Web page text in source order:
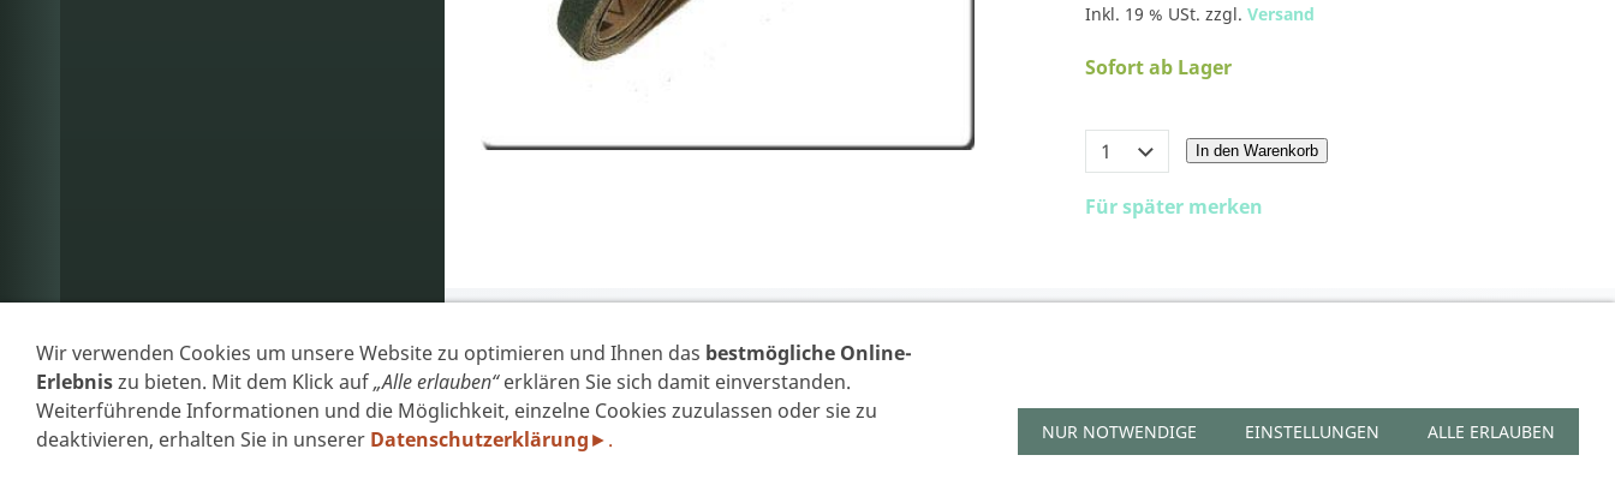
Inkl. 19 % USt. zzgl. Versand
Sofort ab Lager
In den Warenkorb
Für später merken
IMPRESSUM DATENSCHUTZERKLÄRUNG GEM. DSGVO WIDERRUFSFORMULAR ZAHLUNGSARTEN VERSAND LINKS
Wir verwenden Cookies um unsere Website zu optimieren und Ihnen das bestmögliche Online-
Erlebniszu bieten. Mit dem Klick auf„Alle erlauben“erklären Sie sich damit einverstanden.
Weiterführende Informationen und die Möglichkeit, einzelne Cookies zuzulassen oder sie zu
deaktivieren, erhalten Sie in unserer Datenschutzerklärung ► . NUR NOTWENDIGE EINSTELLUNGEN ALLE ERLAUBEN